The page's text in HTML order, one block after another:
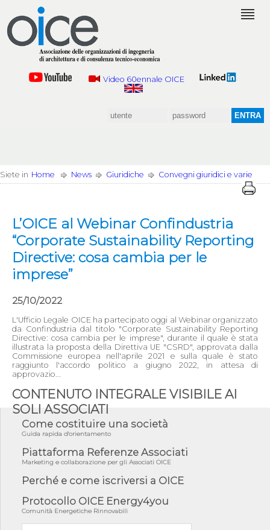
Video 60ennale OICE
Siete in Home News Giuridiche Convegni giuridici e varie
L’OICE al Webinar Confindustria
“Corporate Sustainability Reporting
Directive: cosa cambia per le
imprese”
25/10/2022
L'Ufficio Legale OICE ha partecipato oggi al Webinar organizzato
da Confindustria dal titolo "Corporate Sustainability Reporting
Directive: cosa cambia per le imprese", durante il quale è stata
illustrata la proposta della Direttiva UE "CSRD", approvata dalla
Commissione europea nell'aprile 2021 e sulla quale è stato
raggiunto l'accordo politico a giugno 2022, in attesa di
approvazio...
CONTENUTO INTEGRALE VISIBILE AI
SOLI ASSOCIATI
Come costituire una società
Guida rapida d'orientamento
Piattaforma Referenze Associati
Marketing e collaborazione per gli Associati OICE
Perché e come iscriversi a OICE
Protocollo OICE Energy4you
Comunità Energetiche Rinnovabili